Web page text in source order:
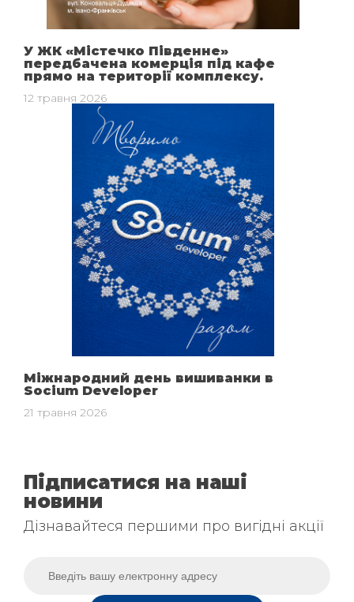
У ЖК «Містечко Південне»
передбачена комерція під кафе
прямо на території комплексу.
12 травня 2026
Міжнародний день вишиванки в
Socium Developer
21 травня 2026
Підписатися на наші
новини
Дізнавайтеся першими про вигідні акції